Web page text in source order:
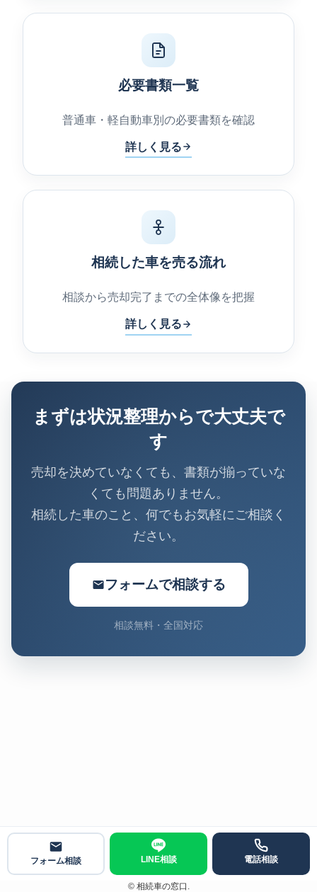
必要書類一覧
普通車・軽自動車別の必要書類を確認
詳しく見る
相続した車を売る流れ
相談から売却完了までの全体像を把握
詳しく見る
まずは状況整理からで大丈夫で
す
売却を決めていなくても、書類が揃っていな
くても問題ありません。
相続した車のこと、何でもお気軽にご相談く
ださい。
フォームで相談する
相談無料・全国対応
フォーム相談 LINE相談 電話相談
©相続車の窓口.